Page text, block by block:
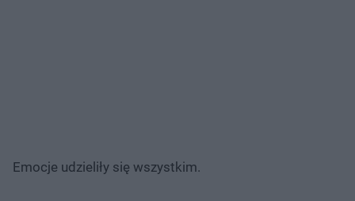
Emocje udzieliły się wszystkim.